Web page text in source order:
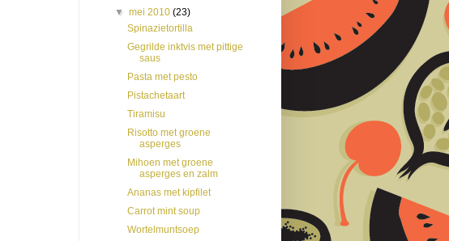
▼mei 2010(23)
Spinazietortilla
Gegrilde inktvis met pittige
saus
Pasta met pesto
Pistachetaart
Tiramisu
Risotto met groene
asperges
Mihoen met groene
asperges en zalm
Ananas met kipfilet
Carrot mint soup
Wortelmuntsoep